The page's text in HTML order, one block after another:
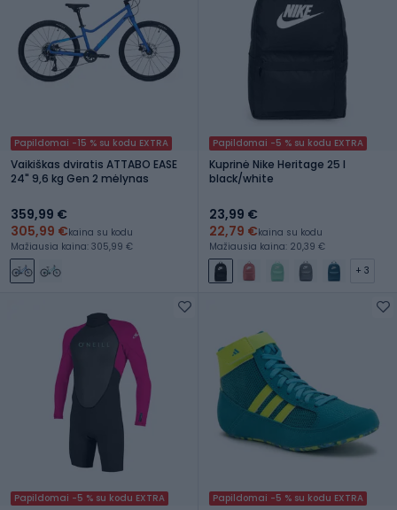
Papildomai -15 % su kodu EXTRA
Vaikiškas dviratis ATTABO EASE
24" 9,6 kg Gen 2 mėlynas
359,99 €
305,99 €kaina su kodu
Mažiausia kaina: 305,99 €
Papildomai -5 % su kodu EXTRA
Kuprinė Nike Heritage 25 l
black/white
23,99 €
22,79 €kaina su kodu
Mažiausia kaina: 20,39 €
+ 3
Papildomai -5 % su kodu EXTRA Papildomai -5 % su kodu EXTRA